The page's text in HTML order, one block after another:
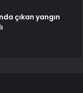
çıkan yangın